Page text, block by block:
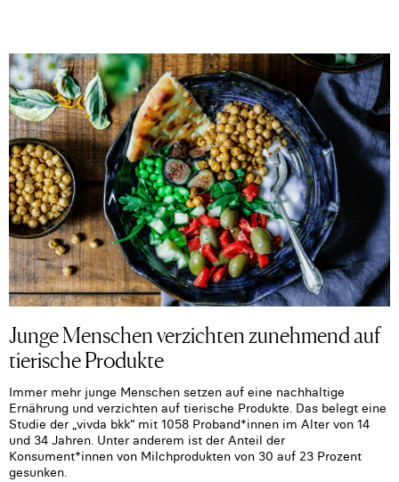
Junge Menschen verzichten zunehmend auf
tierische Produkte
Immer mehr junge Menschen setzen auf eine nachhaltige
Ernährung und verzichten auf tierische Produkte. Das belegt eine
Studie der „vivda bkk“ mit 1058 Proband*innen im Alter von 14
und 34 Jahren. Unter anderem ist der Anteil der
Konsument*innen von Milchprodukten von 30 auf 23 Prozent
gesunken.